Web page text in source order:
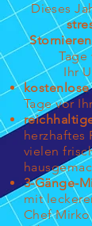
Dieses
Tage
Ihr
Tage vor
herzhaftes
vielen
3-Gänge-
mit
Chef